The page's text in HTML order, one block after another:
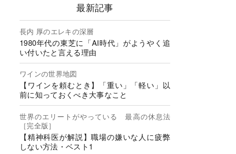
最新記事
長内 厚のエレキの深層
1980年代の東芝に「AI時代」がようやく追
い付いたと言える理由
ワインの世界地図
【ワインを頼むとき】「重い」「軽い」以
前に知っておくべき大事なこと
世界のエリートがやっている 最高の休息法
［完全版］
【精神科医が解説】職場の嫌いな人に疲弊
しない方法・ベスト1